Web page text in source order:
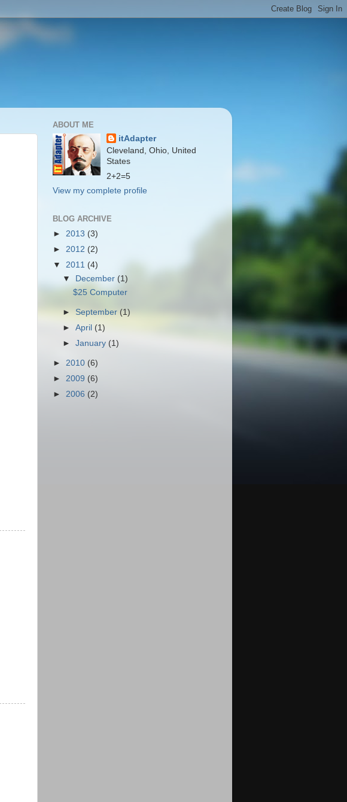
ABOUT ME
itAdapter
Cleveland, Ohio, United
States
2+2=5
View my complete profile
BLOG ARCHIVE
► 2013 (3)
► 2012 (2)
▼ 2011 (4)
▼
December (1)
$25 Computer
► September (1)
►April (1)
►January (1)
► 2010 (6)
► 2009 (6)
► 2006 (2)